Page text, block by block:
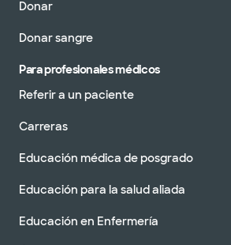
Donar
Donar sangre
Para profesionales médicos
Referir a un paciente
Carreras
Educación médica de posgrado
Educación para la salud aliada
Educación en Enfermería